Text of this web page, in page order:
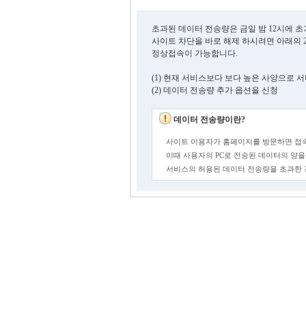
초과된 데이터 전송량은 금일 밤 12시에
사이트 차단을 바로 해제 하시려면 아래의
정상접속이 가능합니다.
(1) 현재 서비스보다 보다 높은 사양으로
(2) 데이터 전송량 추가 옵션을 신청
데이터 전송량이란?
사이트 이용자가 홈페이지를 방문하면 접
이때 사용자의 PC로 전송된 데이터의 양
서비스의 허용된 데이터 전송량을 초과